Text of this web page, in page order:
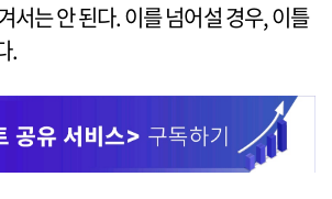
서는 안 된다. 이를 넘어설 경우, 이틀
.